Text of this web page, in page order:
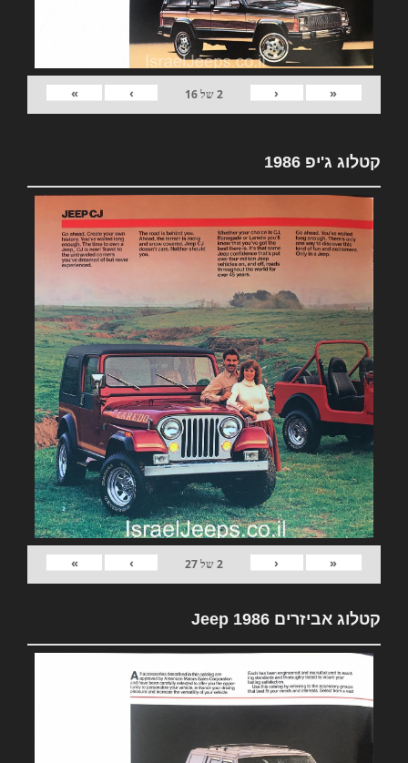
«
‹
2של16
›
»
קטלוג ג'יפ 1986
«
‹
2של27
›
»
קטלוג אביזרים Jeep 1986